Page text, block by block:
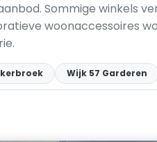
Sommige winkels
woonaccessoires
Wijk 57 Garderen